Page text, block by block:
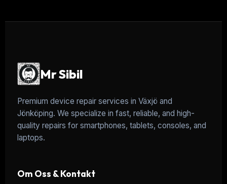
Mr Sibil
Premium device repair services in Växjö and
Jönköping. We specialize in fast, reliable, and high-
quality repairs for smartphones, tablets, consoles, and
laptops.
Om Oss & Kontakt